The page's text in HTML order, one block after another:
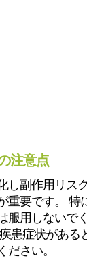
注意点
し副作用リス
重要です。 特
服用しないで
患症状がある
ださい。